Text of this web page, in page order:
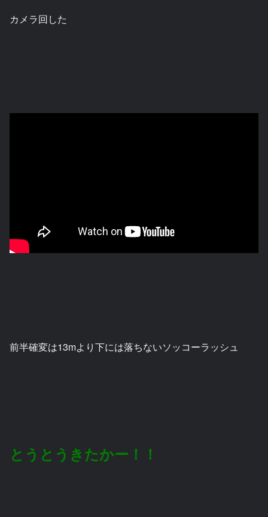
カメラ回した
前半確変は13mより下には落ちないソッコーラッシュ
とうとうきたかー！！